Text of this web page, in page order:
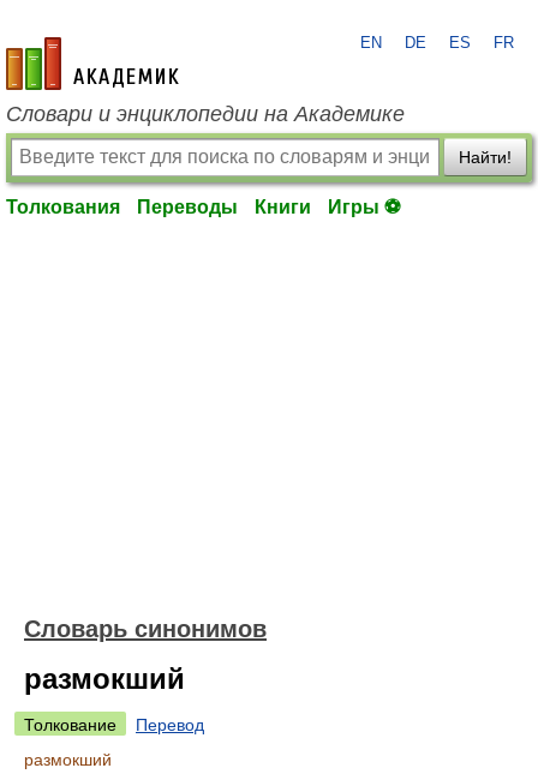
academic.ru
EN DE ES FR
Словари и энциклопедии на Академике
Найти!
Толкования Переводы Книги Игры ⚽
Словарь синонимов
размокший
Толкование
Перевод
размокший